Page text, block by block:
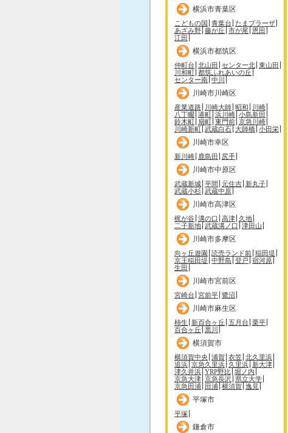
横浜市青葉区
こどもの国 青葉台 たまプラーザ
あざみ野 藤が丘 市が尾
恩田
江田
横浜市都筑区
仲町台 北山田 センター北 東山田
川和町 都筑ふれあいの丘
センター南 中川
川崎市川崎区
産業道路 川崎大師 昭和
川崎
八丁畷 港町 浜川崎 小島新田
鈴木町 扇町 東門前 京急川崎
川崎新町 武蔵白石 大師橋 小田栄
川崎市幸区
新川崎 鹿島田 尻手
川崎市中原区
武蔵新城 平間 元住吉 新丸子
武蔵小杉 武蔵中原
川崎市高津区
梶が谷 溝の口 高津 久地
二子新地 武蔵溝ノ口 津田山
川崎市多摩区
向ヶ丘遊園 読売ランド前 稲田堤
京王稲田堤 中野島 登戸 宿河原
生田
川崎市宮前区
宮崎台 宮前平 鷺沼
川崎市麻生区
柿生 新百合ヶ丘 五月台 栗平
百合ヶ丘 黒川
横須賀市
横須賀中央 浦賀 衣笠 北久里浜
追浜 京急久里浜 久里浜 新大津
津久井浜 YRP野比 堀ノ内
京急大津 京急長沢
県立大学
京急田浦
田浦 横須賀 逸見
平塚市
平塚
鎌倉市